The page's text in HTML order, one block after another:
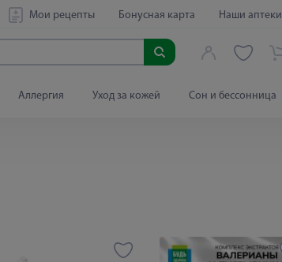
Мои рецепты Бонусная карта Наши аптеки
Аллергия Уход за кожей Сон и бессонница